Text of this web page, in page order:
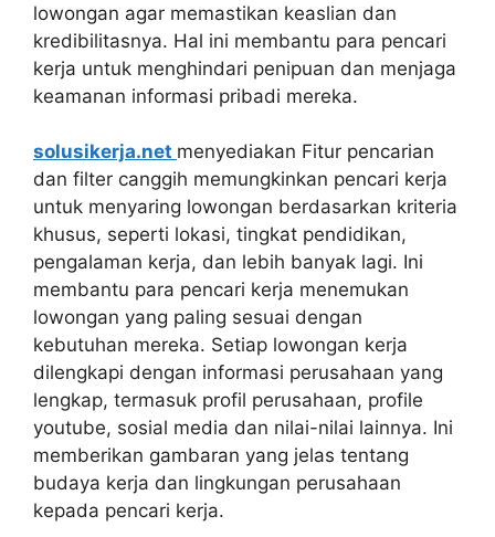
lowongan agar memastikan keaslian dan
kredibilitasnya. Hal ini membantu para pencari
kerja untuk menghindari penipuan dan menjaga
keamanan informasi pribadi mereka.
solusikerja.net menyediakan Fitur pencarian
dan filter canggih memungkinkan pencari kerja
untuk menyaring lowongan berdasarkan kriteria
khusus, seperti lokasi, tingkat pendidikan,
pengalaman kerja, dan lebih banyak lagi. Ini
membantu para pencari kerja menemukan
lowongan yang paling sesuai dengan
kebutuhan mereka. Setiap lowongan kerja
dilengkapi dengan informasi perusahaan yang
lengkap, termasuk profil perusahaan, profile
youtube, sosial media dan nilai-nilai lainnya. Ini
memberikan gambaran yang jelas tentang
budaya kerja dan lingkungan perusahaan
kepada pencari kerja.